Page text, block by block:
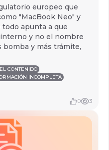
europeo que
"MacBook Neo" y
apunta a que
y no el nombre
y más trámite,
CONTENIDO
INCOMPLETA
0 3